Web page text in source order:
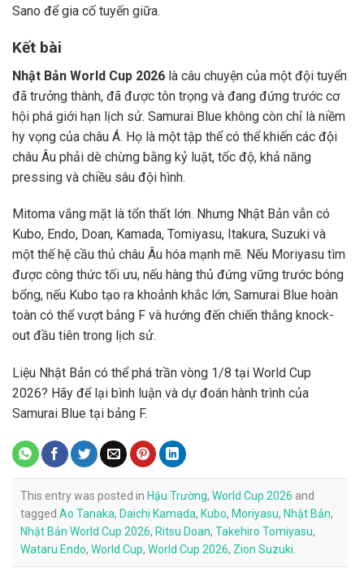
Sano để gia cố tuyến giữa.
Kết bài
Nhật Bản World Cup 2026 là câu chuyện của một đội tuyển
đã trưởng thành, đã được tôn trọng và đang đứng trước cơ
hội phá giới hạn lịch sử. Samurai Blue không còn chỉ là niềm
hy vọng của châu Á. Họ là một tập thể có thể khiến các đội
châu Âu phải dè chừng bằng kỷ luật, tốc độ, khả năng
pressing và chiều sâu đội hình.
Mitoma vắng mặt là tổn thất lớn. Nhưng Nhật Bản vẫn có
Kubo, Endo, Doan, Kamada, Tomiyasu, Itakura, Suzuki và
một thế hệ cầu thủ châu Âu hóa mạnh mẽ. Nếu Moriyasu tìm
được công thức tối ưu, nếu hàng thủ đứng vững trước bóng
bổng, nếu Kubo tạo ra khoảnh khắc lớn, Samurai Blue hoàn
toàn có thể vượt bảng F và hướng đến chiến thắng knock-
out đầu tiên trong lịch sử.
Liệu Nhật Bản có thể phá trần vòng 1/8 tại World Cup
2026? Hãy để lại bình luận và dự đoán hành trình của
Samurai Blue tại bảng F.
This entry was posted in Hậu Trường, World Cup 2026 and
tagged Ao Tanaka, Daichi Kamada, Kubo, Moriyasu, Nhật Bản,
Nhật Bản World Cup 2026, Ritsu Doan, Takehiro Tomiyasu,
Wataru Endo, World Cup, World Cup 2026, Zion Suzuki.